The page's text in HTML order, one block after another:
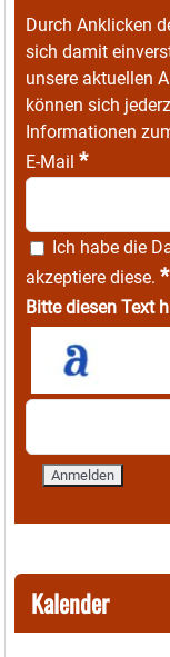
Durch Anklicken
sich damit
unsere aktuellen
können sich
Informationen
E-Mail *
Ich habe die
akzeptiere diese. *
Bitte diesen Text
Kalender